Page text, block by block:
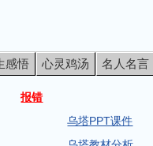
感悟 心灵鸡汤 名人名言
报错
乌塔PPT课件